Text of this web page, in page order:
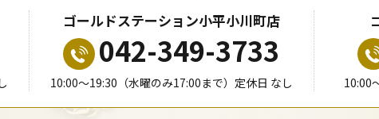
ゴールドステーション小平小川町店
042-349-3733
10:00〜19:30（水曜のみ17:00まで）定休日 なし 10:00